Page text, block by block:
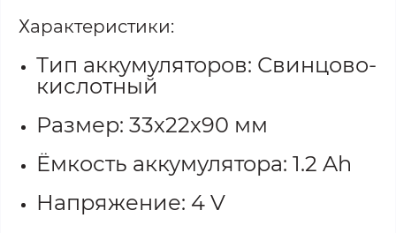
Характеристики:
Тип аккумуляторов: Свинцово-
кислотный
Размер: 33х22х90 мм
Ёмкость аккумулятора: 1.2 Ah
Напряжение: 4 V